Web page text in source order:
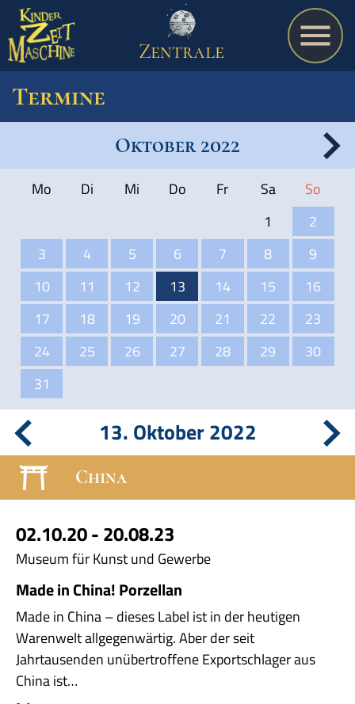
Spiel
Termine
Schulmaterialien
Zentrale
Termine
Oktober 2022
Mo Di Mi Do Fr Sa
So
1
2
3
4 5 6 7 8
9
10
11 12 13 14 15
16
17
18 19 20 21 22
23
24
25 26 27 28 29
30
31
13. Oktober 2022
China
02.10.20 - 20.08.23
Museum für Kunst und Gewerbe
Made in China! Porzellan
Made in China – dieses Label ist in der heutigen
Warenwelt allgegenwärtig. Aber der seit
Jahrtausenden unübertroffene Exportschlager aus
China ist…